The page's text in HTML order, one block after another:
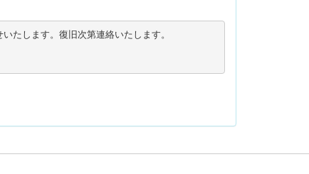
たします。復旧次第連絡いたします。